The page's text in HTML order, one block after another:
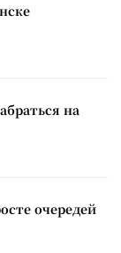
на
очередей